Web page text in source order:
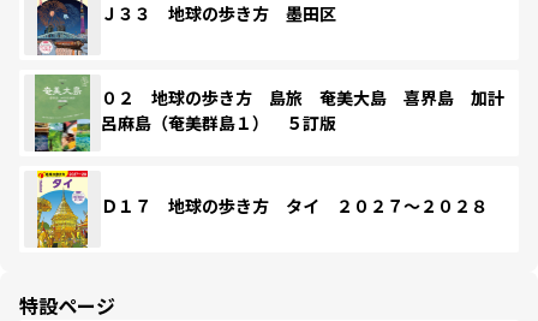
Ｊ３３ 地球の歩き方 墨田区
０２ 地球の歩き方 島旅 奄美大島 喜界島 加計
呂麻島（奄美群島１） ５訂版
Ｄ１７ 地球の歩き方 タイ ２０２７～２０２８
特設ページ